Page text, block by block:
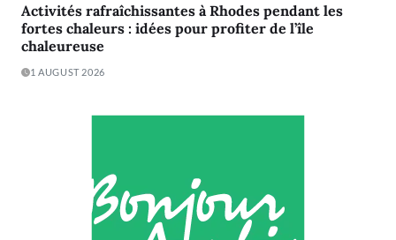
Activités rafraîchissantes à Rhodes pendant les
fortes chaleurs : idées pour profiter de l’île
chaleureuse
1 AUGUST 2026